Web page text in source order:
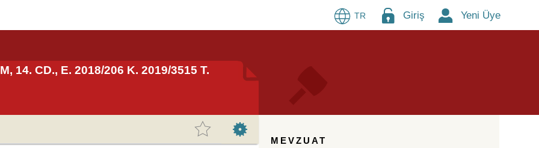
TR Giriş Yeni Üye
14. CD., E. 2018/206 K. 2019/3515 T.
MEVZUAT